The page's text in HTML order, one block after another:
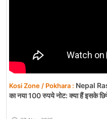
Kosi Zone / Pokhara : Nepal
का नया 100 रुपये नोट: क्या हैं इसके छिपे